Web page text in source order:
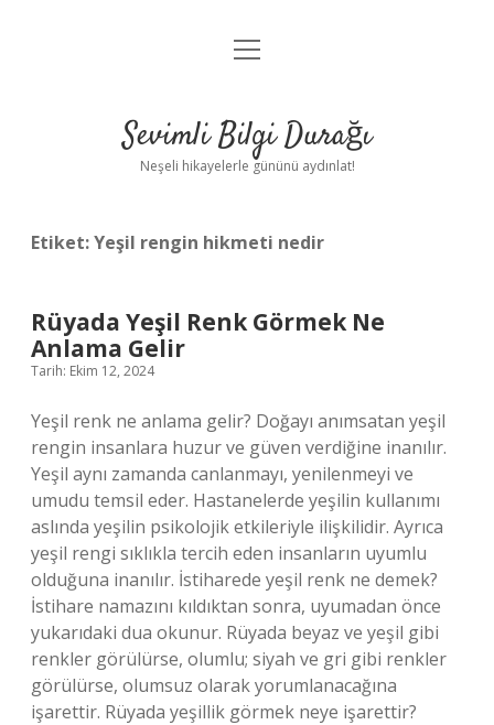
Anasayfa
Yasal Uyarı
menüyü
Sevimli Bilgi Durağı
Neşeli hikayelerle gününü aydınlat!
Etiket:Yeşil rengin hikmeti nedir
Rüyada Yeşil Renk Görmek Ne
Anlama Gelir
Tarih: Ekim 12, 2024
Yeşil renk ne anlama gelir? Doğayı anımsatan yeşil
rengin insanlara huzur ve güven verdiğine inanılır.
Yeşil aynı zamanda canlanmayı, yenilenmeyi ve
umudu temsil eder. Hastanelerde yeşilin kullanımı
aslında yeşilin psikolojik etkileriyle ilişkilidir. Ayrıca
yeşil rengi sıklıkla tercih eden insanların uyumlu
olduğuna inanılır. İstiharede yeşil renk ne demek?
İstihare namazını kıldıktan sonra, uyumadan önce
yukarıdaki dua okunur. Rüyada beyaz ve yeşil gibi
renkler görülürse, olumlu; siyah ve gri gibi renkler
görülürse, olumsuz olarak yorumlanacağına
işarettir. Rüyada yeşillik görmek neye işarettir?